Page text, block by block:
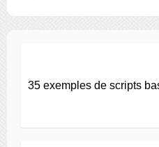
35 exemples de scripts